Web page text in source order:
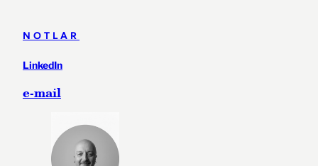
NOTLAR
LinkedIn
e-mail